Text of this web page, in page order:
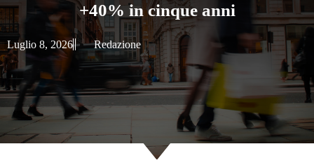
+40% in cinque anni
Luglio 8, 2026 Redazione